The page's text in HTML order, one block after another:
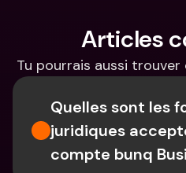
Articles
Tu pourrais aussi
Quelles sont les
juridiques
compte bunq